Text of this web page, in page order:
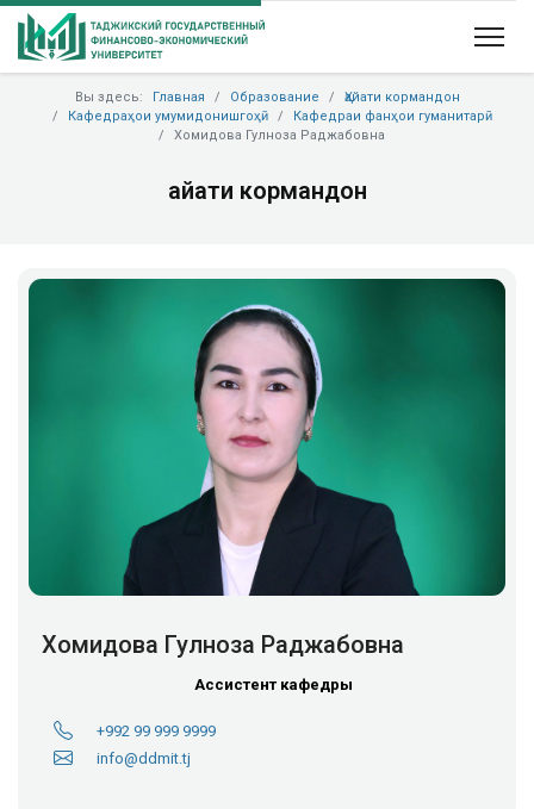
Вы здесь: Главная Образование
Ҳайати кормандон
Кафедраҳои умумидонишгоҳӣ
Кафедраи фанҳои гуманитарӣ
Хомидова Гулноза Раджабовна
Ҳайати кормандон
Хомидова Гулноза Раджабовна
Ассистент кафедры
+992 99 999 9999
info@ddmit.tj